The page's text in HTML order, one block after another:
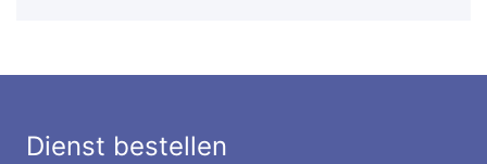
Dienst bestellen